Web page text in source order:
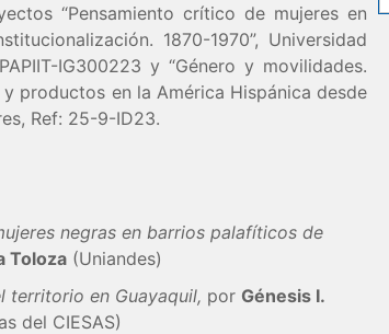
“Pensamiento crítico de mujeres en
1870-1970”, Universidad
IG300223 y “Género y movilidades.
productos en la América Hispánica desde
Ref: 25-9-ID23.
negras en barrios palafíticos de
Toloza (Uniandes)
territorio en Guayaquil, por Génesis I.
del CIESAS)